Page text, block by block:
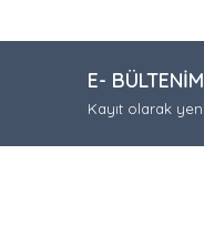
E-
Kayıt olarak